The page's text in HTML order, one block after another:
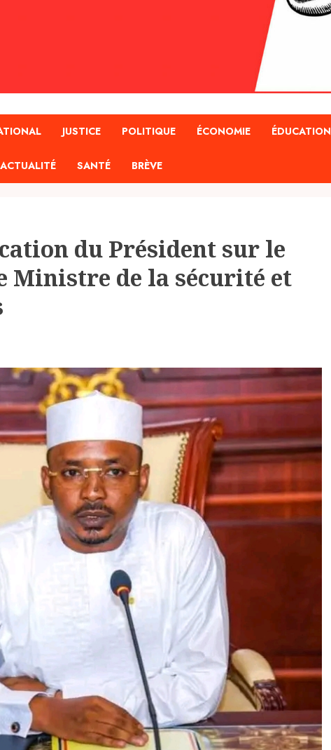
JUSTICE POLITIQUE ÉCONOMIE ÉDUCATION
ACTUALITÉ SANTÉ BRÈVE
du Président sur le
Ministre de la sécurité et